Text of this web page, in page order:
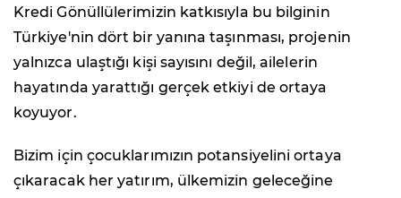
Kredi Gönüllülerimizin katkısıyla bu bilginin
Türkiye'nin dört bir yanına taşınması, projenin
yalnızca ulaştığı kişi sayısını değil, ailelerin
hayatında yarattığı gerçek etkiyi de ortaya
koyuyor.
Bizim için çocuklarımızın potansiyelini ortaya
çıkaracak her yatırım, ülkemizin geleceğine